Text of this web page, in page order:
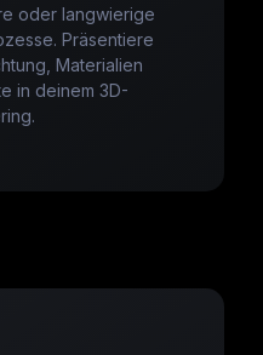
oder langwierige
Präsentiere
Materialien
in deinem 3D-